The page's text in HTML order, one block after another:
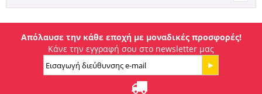
Απόλαυσε την κάθε εποχή με μοναδικές προσφορές!
Κάνε την εγγραφή σου στο newsletter μας